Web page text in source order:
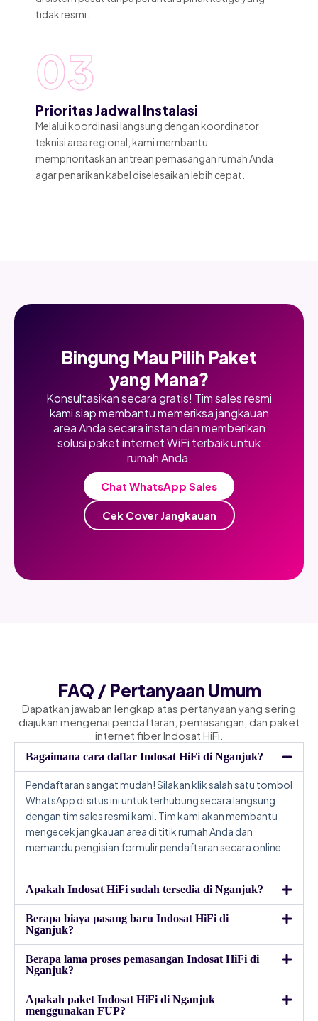
tidak resmi.
03
Prioritas Jadwal Instalasi
Melalui koordinasi langsung dengan koordinator
teknisi area regional, kami membantu
memprioritaskan antrean pemasangan rumah Anda
agar penarikan kabel diselesaikan lebih cepat.
Bingung Mau Pilih Paket
yang Mana?
Konsultasikan secara gratis! Tim sales resmi
kami siap membantu memeriksa jangkauan
area Anda secara instan dan memberikan
solusi paket internet WiFi terbaik untuk
rumah Anda.
Chat WhatsApp Sales
Cek Cover Jangkauan
FAQ / Pertanyaan Umum
Dapatkan jawaban lengkap atas pertanyaan yang sering
diajukan mengenai pendaftaran, pemasangan, dan paket
internet fiber Indosat HiFi.
Bagaimana cara daftar Indosat HiFi di Nganjuk?
Pendaftaran sangat mudah! Silakan klik salah satu tombol
WhatsApp di situs ini untuk terhubung secara langsung
dengan tim sales resmi kami. Tim kami akan membantu
mengecek jangkauan area di titik rumah Anda dan
memandu pengisian formulir pendaftaran secara online.
Apakah Indosat HiFi sudah tersedia di Nganjuk?
Berapa biaya pasang baru Indosat HiFi di
Nganjuk?
Berapa lama proses pemasangan Indosat HiFi di
Nganjuk?
Apakah paket Indosat HiFi di Nganjuk
menggunakan FUP?